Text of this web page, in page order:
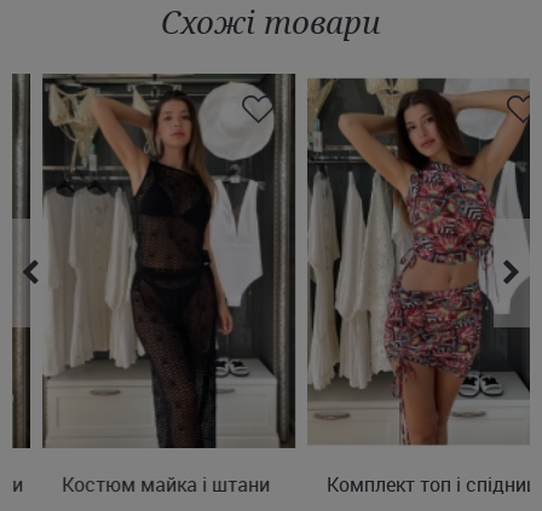
* Укорочений топ Monaco Net Crop Top завершує ансамбль.
Білий або чорний костюм топ і штани Gottex можна купити
прямо зараз на Juliette з доставкою в Тернопіль, Київ, Харків й
інші міста України.
Схожі товари
S M L
Костюм майка і штани S M
Комплект топ і спідниця